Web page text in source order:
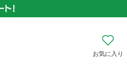
お気に入り